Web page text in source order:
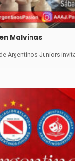
Malvinas
Argentinos Juniors